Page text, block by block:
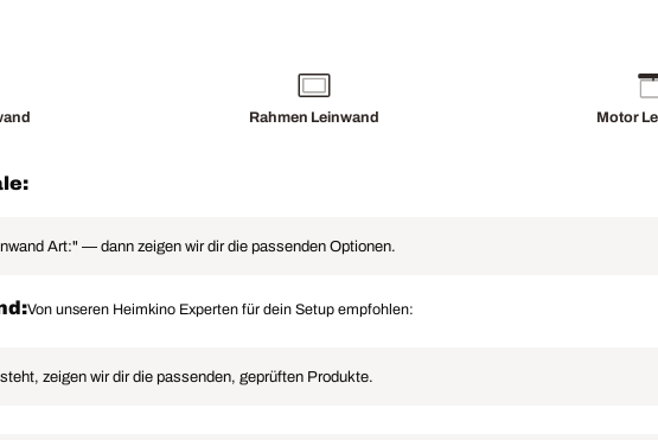
Rahmen Leinwand Motor
Art:" — dann zeigen wir dir die passenden Optionen.
Von unseren Heimkino Experten für dein Setup empfohlen:
zeigen wir dir die passenden, geprüften Produkte.